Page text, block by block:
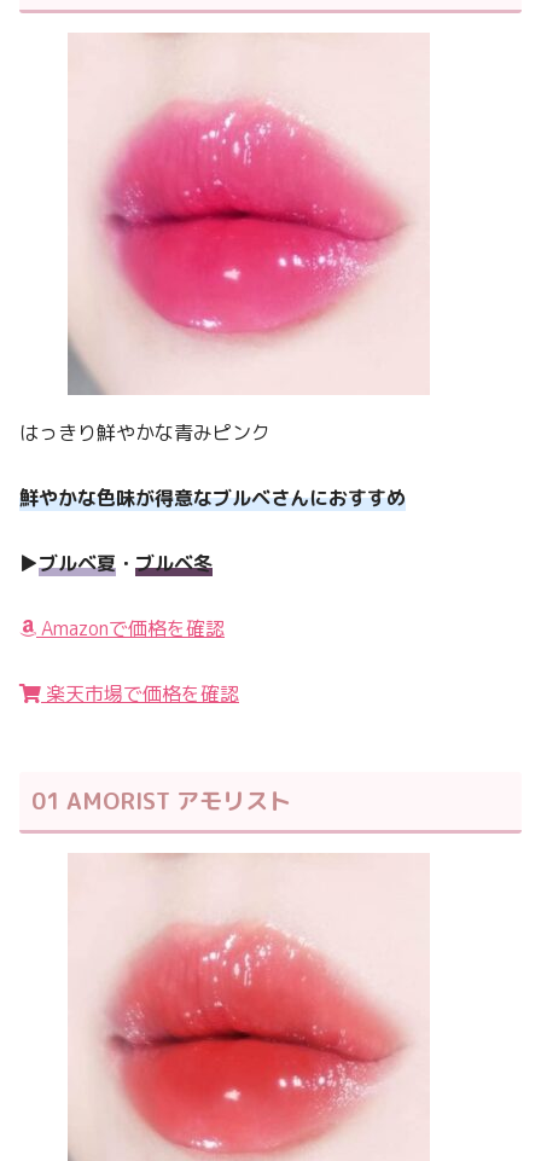
はっきり鮮やかな青みピンク
鮮やかな色味が得意なブルベさんにおすすめ
▶︎ブルベ夏 ・ ブルベ冬
Amazonで価格を確認
楽天市場で価格を確認
01 AMORIST アモリスト